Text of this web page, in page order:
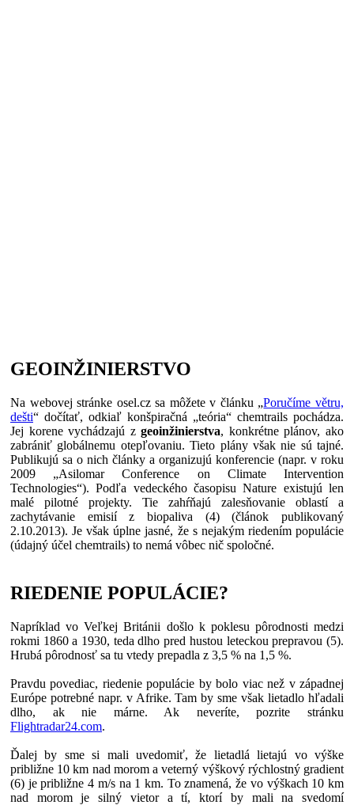
GEOINŽINIERSTVO
Na webovej stránke osel.cz sa môžete v článku „Poručíme větru,
dešti“ dočítať, odkiaľ konšpiračná „teória“ chemtrails pochádza.
Jej korene vychádzajú zgeoinžinierstva, konkrétne plánov, ako
zabrániť globálnemu otepľovaniu. Tieto plány však nie sú tajné.
Publikujú sa o nich články a organizujú konferencie (napr. v roku
2009 „Asilomar Conference on Climate Intervention
Technologies“). Podľa vedeckého časopisu Nature existujú len
malé pilotné projekty. Tie zahŕňajú zalesňovanie oblastí a
zachytávanie emisií z biopaliva (4) (článok publikovaný
2.10.2013). Je však úplne jasné, že s nejakým riedením populácie
(údajný účel chemtrails) to nemá vôbec nič spoločné.
RIEDENIE POPULÁCIE?
Napríklad vo Veľkej Británii došlo k poklesu pôrodnosti medzi
rokmi 1860 a 1930, teda dlho pred hustou leteckou prepravou (5).
Hrubá pôrodnosť sa tu vtedy prepadla z 3,5 % na 1,5 %.
Pravdu povediac, riedenie populácie by bolo viac než v západnej
Európe potrebné napr. v Afrike. Tam by sme však lietadlo hľadali
dlho, ak nie márne. Ak neveríte, pozrite stránku
Flightradar24.com.
Ďalej by sme si mali uvedomiť, že lietadlá lietajú vo výške
približne 10 km nad morom a veterný výškový rýchlostný gradient
(6) je približne 4 m/s na 1 km. To znamená, že vo výškach 10 km
nad morom je silný vietor a tí, ktorí by mali na svedomí